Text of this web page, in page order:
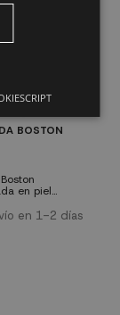
BOSTON
en piel
alta resistencia
suave y flexible,
en 1-2 días